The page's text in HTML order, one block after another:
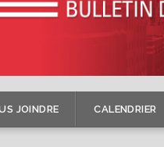
JOINDRE CALENDRIER